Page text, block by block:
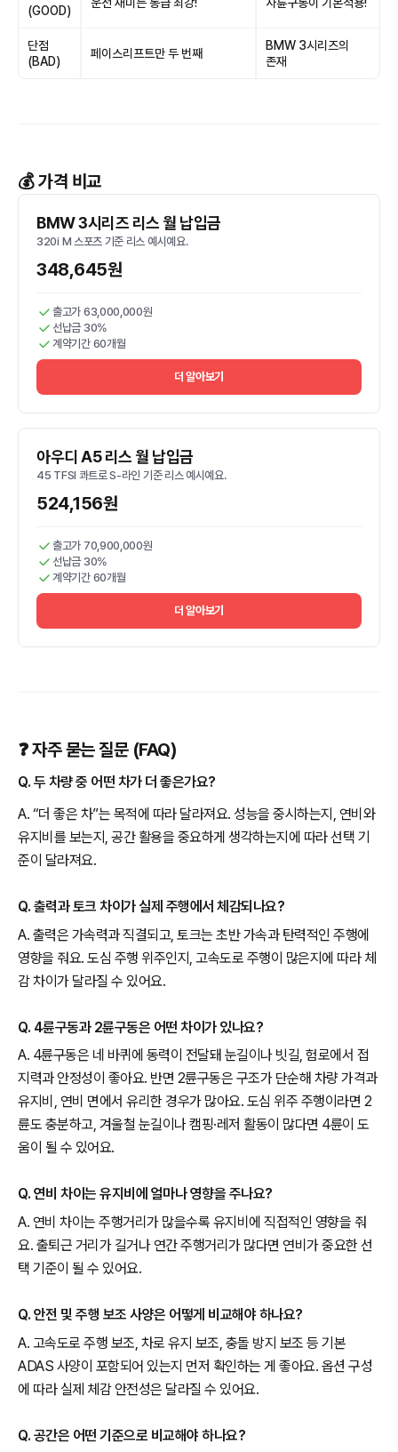
(GOOD)
단점
(BAD)
페이스리프트만 두 번째
BMW 3시리즈의
존재
💰 가격 비교
BMW 3시리즈 리스 월 납입금
320i M 스포츠 기준 리스 예시예요.
348,645원
출고가 63,000,000원
선납금 30%
계약기간 60개월
더 알아보기
아우디 A5 리스 월 납입금
45 TFSI 콰트로 S-라인 기준 리스 예시예요.
524,156원
출고가 70,900,000원
선납금 30%
계약기간 60개월
더 알아보기
❓ 자주 묻는 질문 (FAQ)
Q. 두 차량 중 어떤 차가 더 좋은가요?
A. “더 좋은 차”는 목적에 따라 달라져요. 성능을 중시하는지, 연비와
유지비를 보는지, 공간 활용을 중요하게 생각하는지에 따라 선택 기
준이 달라져요.
Q. 출력과 토크 차이가 실제 주행에서 체감되나요?
A. 출력은 가속력과 직결되고, 토크는 초반 가속과 탄력적인 주행에
영향을 줘요. 도심 주행 위주인지, 고속도로 주행이 많은지에 따라 체
감 차이가 달라질 수 있어요.
Q. 4륜구동과 2륜구동은 어떤 차이가 있나요?
A. 4륜구동은 네 바퀴에 동력이 전달돼 눈길이나 빗길, 험로에서 접
지력과 안정성이 좋아요. 반면 2륜구동은 구조가 단순해 차량 가격과
유지비, 연비 면에서 유리한 경우가 많아요. 도심 위주 주행이라면 2
륜도 충분하고, 겨울철 눈길이나 캠핑·레저 활동이 많다면 4륜이 도
움이 될 수 있어요.
Q. 연비 차이는 유지비에 얼마나 영향을 주나요?
A. 연비 차이는 주행거리가 많을수록 유지비에 직접적인 영향을 줘
요. 출퇴근 거리가 길거나 연간 주행거리가 많다면 연비가 중요한 선
택 기준이 될 수 있어요.
Q. 안전 및 주행 보조 사양은 어떻게 비교해야 하나요?
A. 고속도로 주행 보조, 차로 유지 보조, 충돌 방지 보조 등 기본
ADAS 사양이 포함되어 있는지 먼저 확인하는 게 좋아요. 옵션 구성
에 따라 실제 체감 안전성은 달라질 수 있어요.
Q. 공간은 어떤 기준으로 비교해야 하나요?